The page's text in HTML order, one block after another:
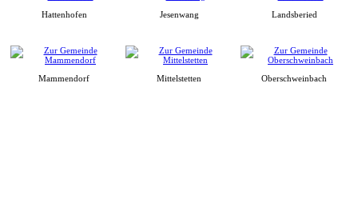
Hattenhofen Jesenwang Landsberied
Mammendorf Mittelstetten Oberschweinbach